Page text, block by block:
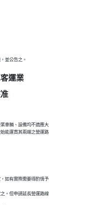
運業
車輛、設備均不適應大
能運貫其兩端之營運路
如有實際需要得酌情予
。但申請延長營運路線